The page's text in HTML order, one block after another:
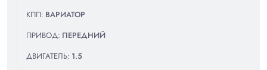
КПП: ВАРИАТОР
ПРИВОД: ПЕРЕДНИЙ
ДВИГАТЕЛЬ: 1.5